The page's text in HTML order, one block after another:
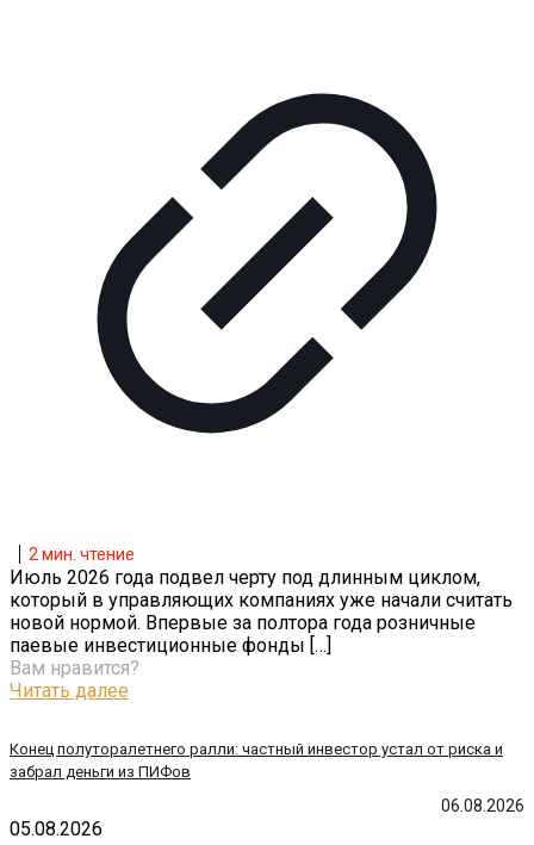
06.08.2026
Конец полуторалетнего ралли: частный инвестор устал от риска и
забрал деньги из ПИФов
2 мин. чтение
Июль 2026 года подвел черту под длинным циклом,
который в управляющих компаниях уже начали считать
новой нормой. Впервые за полтора года розничные
паевые инвестиционные фонды […]
Вам нравится?
Читать далее
05.08.2026